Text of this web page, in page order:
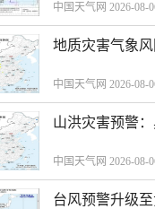
中国天气网 2026-08-
地质灾害气象
中国天气网 2026-08-
山洪灾害预警
中国天气网 2026-08-
台风预警升级